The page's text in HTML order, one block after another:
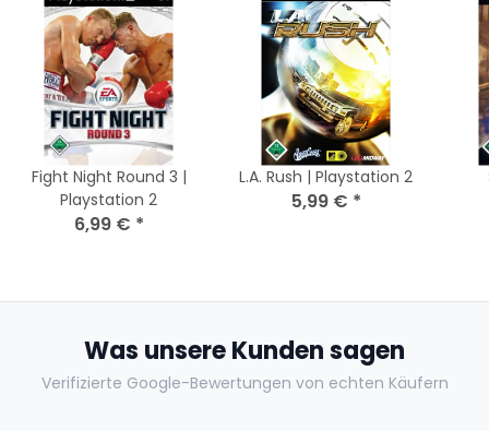
Fight Night Round 3 |
Playstation 2
6,99 € *
L.A. Rush | Playstation 2
5,99 € *
Was unsere Kunden sagen
Verifizierte Google-Bewertungen von echten Käufern